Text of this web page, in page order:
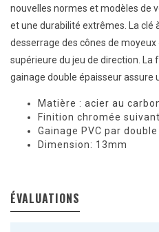
nouvelles normes et modèles de
et une durabilité extrêmes. La
desserrage des cônes de
supérieure du jeu de direction. La
gainage double épaisseur assure
Matière : acier au
Finition chromée
Gainage PVC par
Dimension: 13mm
ÉVALUATIONS